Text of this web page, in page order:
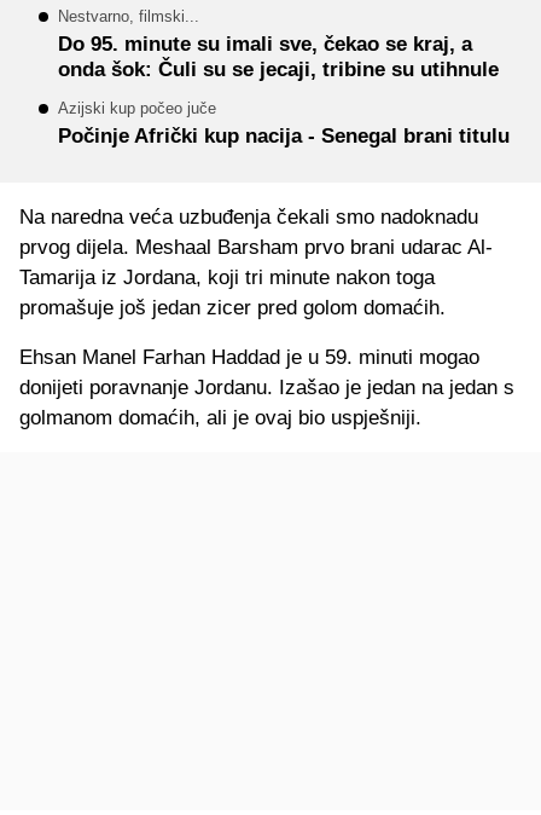
Nestvarno, filmski...
Do 95. minute su imali sve, čekao se kraj, a
onda šok: Čuli su se jecaji, tribine su utihnule
Azijski kup počeo juče
Počinje Afrički kup nacija - Senegal brani titulu
Na naredna veća uzbuđenja čekali smo nadoknadu
prvog dijela. Meshaal Barsham prvo brani udarac Al-
Tamarija iz Jordana, koji tri minute nakon toga
promašuje još jedan zicer pred golom domaćih.
Ehsan Manel Farhan Haddad je u 59. minuti mogao
donijeti poravnanje Jordanu. Izašao je jedan na jedan s
golmanom domaćih, ali je ovaj bio uspješniji.